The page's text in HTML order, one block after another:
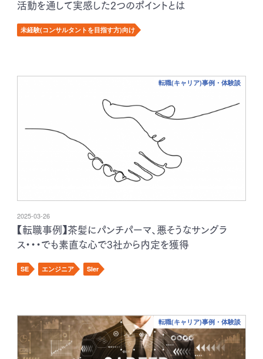
活動を通して実感した2つのポイントとは
未経験(コンサルタントを目指す方)向け
転職(キャリア)事例・体験談
2025-03-26
【転職事例】茶髪にパンチパーマ、悪そうなサングラ
ス・・・でも素直な心で3社から内定を獲得
SE エンジニア SIer
転職(キャリア)事例・体験談